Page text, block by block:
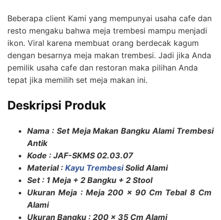
Beberapa client Kami yang mempunyai usaha cafe dan
resto mengaku bahwa meja trembesi mampu menjadi
ikon. Viral karena membuat orang berdecak kagum
dengan besarnya meja makan trembesi. Jadi jika Anda
pemilik usaha cafe dan restoran maka pilihan Anda
tepat jika memilih set meja makan ini.
Deskripsi Produk
Nama : Set Meja Makan Bangku Alami Trembesi
Antik
Kode : JAF-SKMS 02.03.07
Material : Kayu TrembesiSolid Alami
Set : 1 Meja + 2 Bangku + 2 Stool
Ukuran Meja : Meja 200 x 90 Cm Tebal 8 Cm
Alami
Ukuran Bangku : 200 x 35 Cm Alami